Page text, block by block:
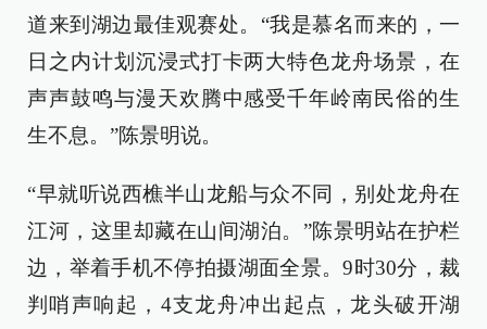
道来到湖边最佳观赛处。“我是慕名而来的，一
日之内计划沉浸式打卡两大特色龙舟场景，在
声声鼓鸣与漫天欢腾中感受千年岭南民俗的生
生不息。”陈景明说。
“早就听说西樵半山龙船与众不同，别处龙舟在
江河，这里却藏在山间湖泊。”陈景明站在护栏
边，举着手机不停拍摄湖面全景。9时30分，裁
判哨声响起，4支龙舟冲出起点，龙头破开湖